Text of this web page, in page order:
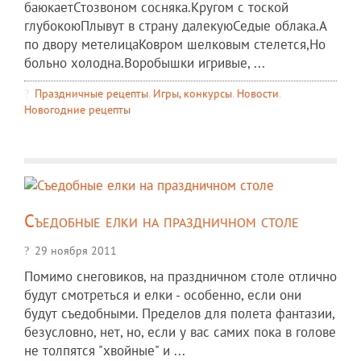
баюкаетСтозвоном сосняка.Кругом с тоской
глубокоюПлывут в страну далекуюСедые облака.А
по двору метелицаКовром шелковым стелется,Но
больно холодна.Воробышки игривые, ...
Праздничные рецепты, Игры, конкурсы, Новости,
Новогодние рецепты
Съедобные елки на праздничном столе
29 ноября 2011
Помимо снеговиков, на праздничном столе отлично
будут смотреться и елки - особенно, если они
будут съедобными. Пределов для полета фантазии,
безусловно, нет, но, если у вас самих пока в голове
не толпятся "хвойные" и ...